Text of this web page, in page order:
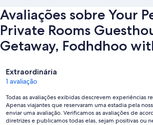
Avaliações sobre Your
Private Rooms
Getaway, Fodhdhoo
Avaliações
Extraordinária
1 avaliação
Todas as avaliações exibidas descrevem experiências
Apenas viajantes que reservaram uma estadia pela
enviar uma avaliação. Verificamos as avaliações de
diretrizes e publicamos todas elas, sejam positivas ou